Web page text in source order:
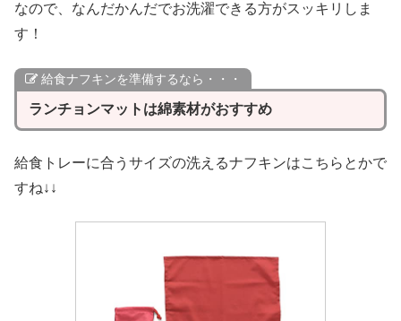
なので、なんだかんだでお洗濯できる方がスッキリしま
す！
給食ナフキンを準備するなら・・・
ランチョンマットは綿素材がおすすめ
給食トレーに合うサイズの洗えるナフキンはこちらとかで
すね↓↓